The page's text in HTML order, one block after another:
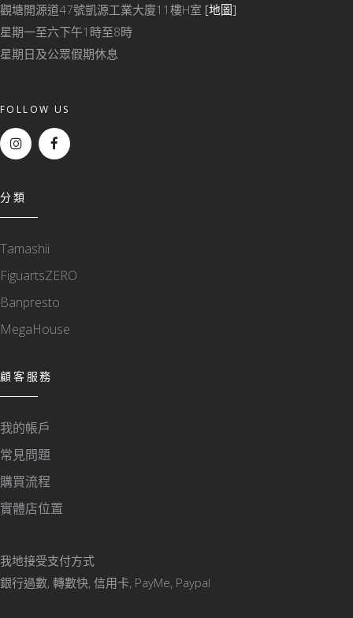
觀塘開源道47號凱源工業大廈11樓H室 [地圖]
星期一至六下午1時至8時
星期日及公眾假期休息
FOLLOW US
分類
Tamashii
FiguartsZERO
Banpresto
MegaHouse
顧客服務
我的帳戶
常見問題
購買流程
實體店位置
我地接受支付方式
銀行過數, 轉數快, 信用卡, PayMe, Paypal